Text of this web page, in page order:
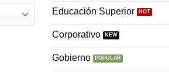
Educación Superior
Corporativo
Gobierno